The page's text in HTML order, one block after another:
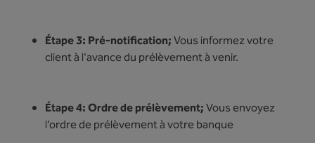
Étape 3: Pré-notification;Vous informez votre
client à l'avance du prélèvement à venir.
Étape 4: Ordre de prélèvement;Vous envoyez
l’ordre de prélèvement à votre banque